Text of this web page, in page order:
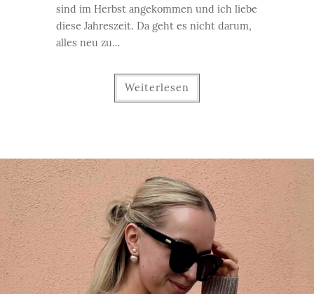
sind im Herbst angekommen und ich liebe
diese Jahreszeit. Da geht es nicht darum,
alles neu zu…
Weiterlesen